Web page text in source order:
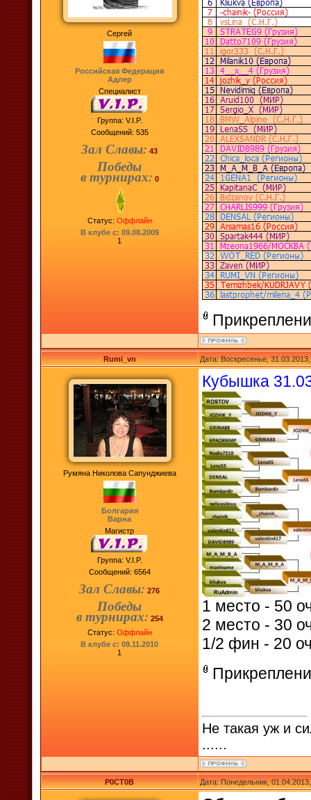
Сергей
Российская Федерация
Адлер
Специалист
Группа: V.I.P.
Сообщений: 535
Зал Славы: 43
Победы
в турнирах: 0
Статус: Оффлайн
В клубе с: 09.08.2009
1
Rumi_vn Дата: Воскресенье,
Румяна Николова Сапунджиева
Болгария
Варна
Магистр
Группа: V.I.P.
Сообщений: 6564
Зал Славы: 276
Победы
в турнирах: 254
Статус: Оффлайн
В клубе с: 09.11.2010
1
Кубышка
1 место - 50
2 место - 30
1/2 фин - 20
Не такая уж и
......
P0CT0B Дата: Понедельник,